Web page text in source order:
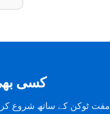
کسی
300 مفت ٹوکن کے ساتھ شروع کریں۔ یہ 48 زبانوں کے ساتھ